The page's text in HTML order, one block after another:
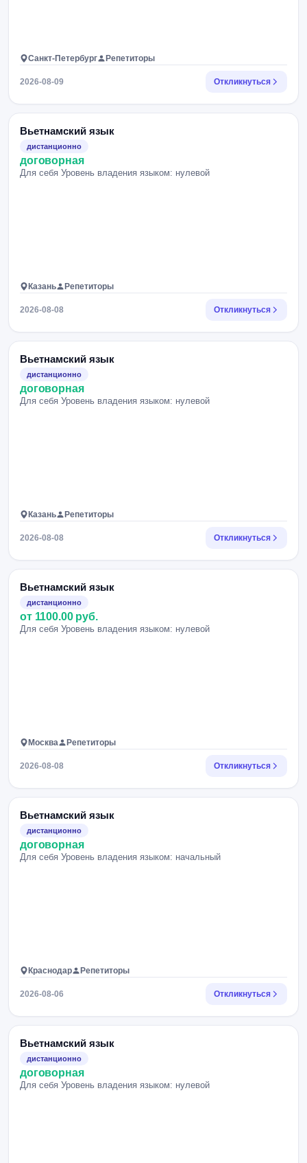
Санкт-Петербург Репетиторы
2026-08-09 Откликнуться
Вьетнамский язык
дистанционно
договорная
Для себя Уровень владения языком: нулевой
Казань Репетиторы
2026-08-08 Откликнуться
Вьетнамский язык
дистанционно
договорная
Для себя Уровень владения языком: нулевой
Казань Репетиторы
2026-08-08 Откликнуться
Вьетнамский язык
дистанционно
от 1100.00 руб.
Для себя Уровень владения языком: нулевой
Москва Репетиторы
2026-08-08 Откликнуться
Вьетнамский язык
дистанционно
договорная
Для себя Уровень владения языком: начальный
Краснодар Репетиторы
2026-08-06 Откликнуться
Вьетнамский язык
дистанционно
договорная
Для себя Уровень владения языком: нулевой